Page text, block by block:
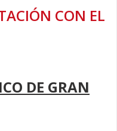
CON EL
DE GRAN